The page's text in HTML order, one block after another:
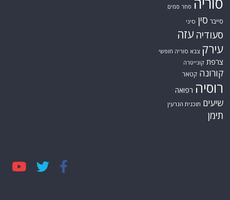
סחר סמים
סייבר סין סיני
סעודיה עזה
עירק צבא סוריה חופשי
צרפת קונייטרה
קורונה קטאר
רוסיה רפואה
שיעים תוכנית הגרעין
תימן